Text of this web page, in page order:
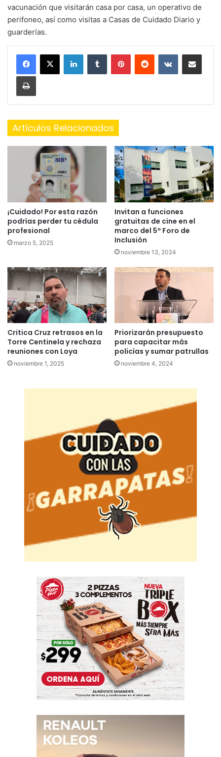
vacunación que visitarán casa por casa, un operativo de
perifoneo, así como visitas a Casas de Cuidado Diario y
guarderías.
LinkedInTumblr PinterestReddit VKontakteShare via Email
Print
Artículos Relacionados
¡Cuidado! Por esta razón
podrías perder tu cédula
profesional
marzo 5, 2025
Invitan a funciones
gratuitas de cine en el
marco del 5º Foro de
Inclusión
noviembre 13, 2024
Critica Cruz retrasos en la
Torre Centinela y rechaza
reuniones con Loya
noviembre 1, 2025
Priorizarán presupuesto
para capacitar más
policías y sumar patrullas
noviembre 4, 2024